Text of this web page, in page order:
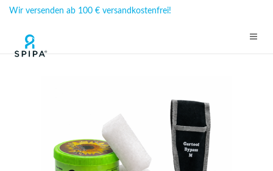
Wir versenden ab 100 € versandkostenfrei!